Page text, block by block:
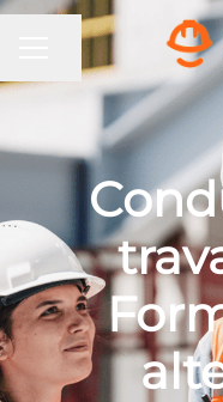
MENU CARRIÈRE
Partager la page